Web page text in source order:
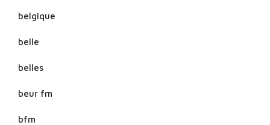
belgique
belle
belles
beur fm
bfm